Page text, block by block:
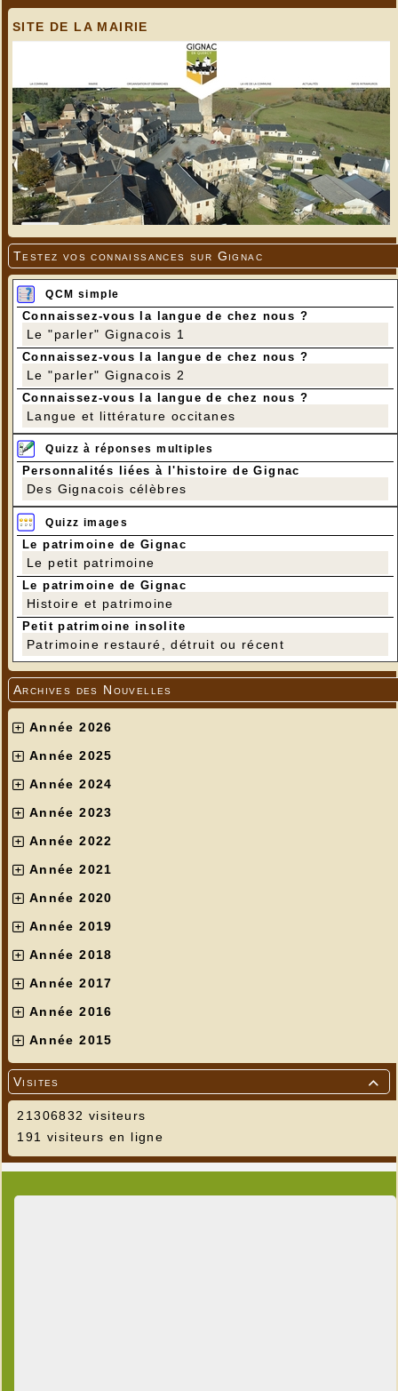
SITE DE LA MAIRIE
Testez vos connaissances sur Gignac
QCM simple
Connaissez-vous la langue de chez nous ?
Le "parler" Gignacois 1
Connaissez-vous la langue de chez nous ?
Le "parler" Gignacois 2
Connaissez-vous la langue de chez nous ?
Langue et littérature occitanes
Quizz à réponses multiples
Personnalités liées à l'histoire de Gignac
Des Gignacois célèbres
Quizz images
Le patrimoine de Gignac
Le petit patrimoine
Le patrimoine de Gignac
Histoire et patrimoine
Petit patrimoine insolite
Patrimoine restauré, détruit ou récent
Archives des Nouvelles
Année 2026
Année 2025
Année 2024
Année 2023
Année 2022
Année 2021
Année 2020
Année 2019
Année 2018
Année 2017
Année 2016
Année 2015

Visites
21306832 visiteurs
191 visiteurs en ligne